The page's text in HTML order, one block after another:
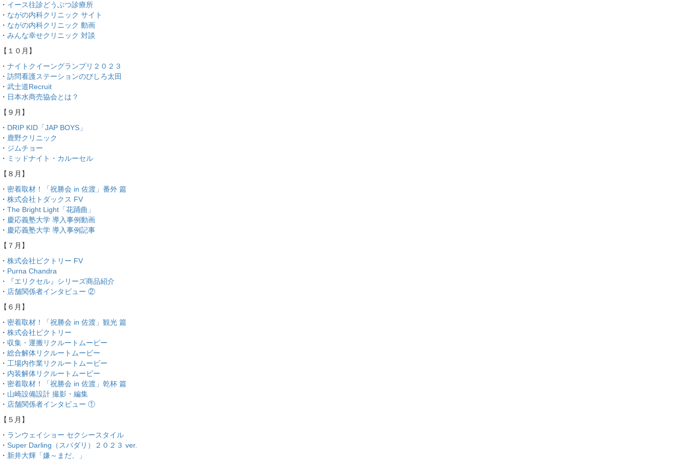
・ イース往診どうぶつ診療所
・ ながの内科クリニック サイト
・ ながの内科クリニック 動画
・ みんな幸せクリニック 対談
【１０月】
・ ナイトクイーングランプリ２０２３
・ 訪問看護ステーションのびしろ太田
・ 武士道Recruit
・ 日本水商売協会とは？
【９月】
・ DRIP KID「JAP BOYS」
・ 鹿野クリニック
・ ジムチョー
・ ミッドナイト・カルーセル
【８月】
・ 密着取材！「祝勝会 in 佐渡」番外 篇
・ 株式会社トダックス FV
・ The Bright Light「花踊曲」
・ 慶応義塾大学 導入事例動画
・ 慶応義塾大学 導入事例記事
【７月】
・ 株式会社ビクトリー FV
・ Purna Chandra
・
『エリクセル』シリーズ商品紹介
・ 店舗関係者インタビュー ②
【６月】
・ 密着取材！「祝勝会 in 佐渡」観光 篇
・ 株式会社ビクトリー
・ 収集・運搬リクルートムービー
・ 総合解体リクルートムービー
・ 工場内作業リクルートムービー
・ 内装解体リクルートムービー
・ 密着取材！「祝勝会 in 佐渡」乾杯 篇
・ 山崎設備設計 撮影・編集
・ 店舗関係者インタビュー ①
【５月】
・ ランウェイショー セクシースタイル
・ Super Darling（スパダリ）２０２３ ver.
・ 新井大輝「嫌～まだ、」